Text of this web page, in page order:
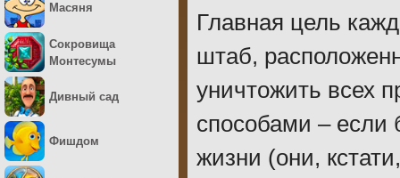
Главная цель
штаб,
уничтожить всех
способами – если
жизни (они,
Масяня
Сокровища
Монтесумы
Дивный сад
Фишдом